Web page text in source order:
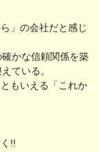
」の会社だと感じ
かな信頼関係を築
ている。
もいえる「これか
!!